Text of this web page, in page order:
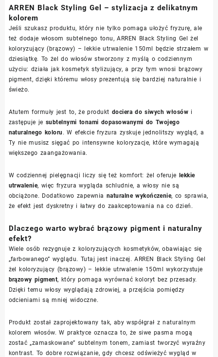
ARREN Black Styling Gel – stylizacja z delikatnym
kolorem
Jeśli szukasz produktu, który nie tylko pomaga ułożyć fryzurę, ale
też dodaje włosom subtelnego tonu, ARREN Black Styling Gel żel
koloryzujący (brązowy) – lekkie utrwalenie 150ml będzie strzałem w
dziesiątkę. To żel do włosów stworzony z myślą o codziennym
użyciu: działa jak kosmetyk stylizujący, a przy tym wnosi brązowy
pigment, dzięki któremu włosy prezentują się bardziej naturalnie i
świeżo.
Atutem formuły jest to, że produkt dociera do siwych włosów i
zastępuje je subtelnymi tonami dopasowanymi do Twojego
naturalnego koloru . W efekcie fryzura zyskuje jednolitszy wygląd, a
Ty nie musisz sięgać po intensywne koloryzacje, które wymagają
większego zaangażowania.
W codziennej pielęgnacji liczy się też komfort: żel oferuje lekkie
utrwalenie, więc fryzura wygląda schludnie, a włosy nie są
obciążone. Dodatkowo zapewnia naturalne wykończenie, co sprawia,
że efekt jest dyskretny i łatwy do zaakceptowania na co dzień.
Dlaczego warto wybrać brązowy pigment i naturalny
efekt?
Wiele osób rezygnuje z koloryzujących kosmetyków, obawiając się
„farbowanego” wyglądu. Tutaj jest inaczej. ARREN Black Styling Gel
żel koloryzujący (brązowy) – lekkie utrwalenie 150ml wykorzystuje
brązowy pigment, który pomaga wyrównać koloryt bez przesady.
Dzięki temu włosy wyglądają zdrowiej, a przejścia pomiędzy
odcieniami są mniej widoczne.
Produkt został zaprojektowany tak, aby współgrał z naturalnym
kolorem włosów. W praktyce oznacza to, że siwe pasma mogą
zostać „zamaskowane” subtelnym tonem, zamiast tworzyć wyraźny
kontrast. To dobre rozwiązanie, gdy chcesz odświeżyć wygląd w